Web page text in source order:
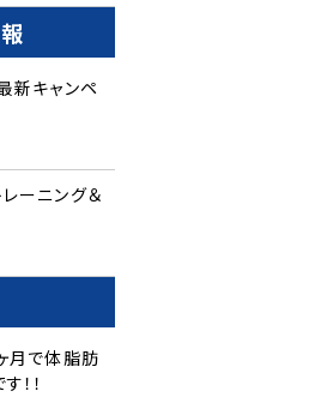
新キャンペ
ーニング＆
月で体脂肪
！！